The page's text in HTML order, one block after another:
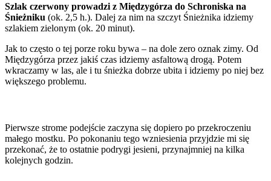
Szlak czerwony prowadzi z Międzygórza do Schroniska na
Śnieżniku (ok. 2,5 h.). Dalej za nim na szczyt Śnieżnika idziemy
szlakiem zielonym (ok. 20 minut).
Jak to często o tej porze roku bywa – na dole zero oznak zimy. Od
Międzygórza przez jakiś czas idziemy asfaltową drogą. Potem
wkraczamy w las, ale i tu śnieżka dobrze ubita i idziemy po niej bez
większego problemu.
Pierwsze strome podejście zaczyna się dopiero po przekroczeniu
małego mostku. Po pokonaniu tego wzniesienia przyjdzie mi się
przekonać, że to ostatnie podrygi jesieni, przynajmniej na kilka
kolejnych godzin.